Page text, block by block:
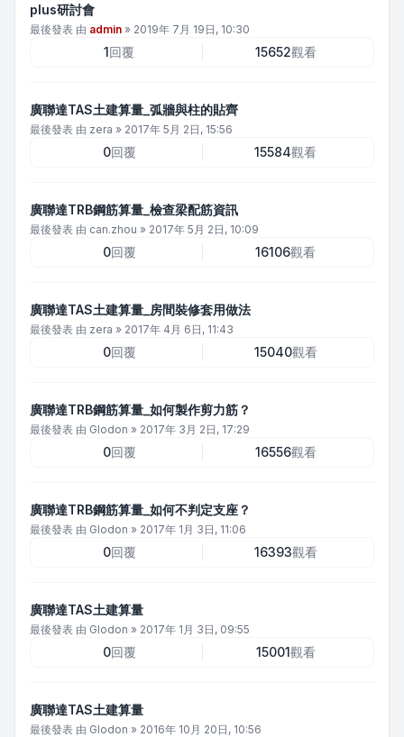
plus研討會
最後發表 由 admin » 2019年 7月 19日, 10:30
1回覆 15652觀看
廣聯達TAS土建算量_弧牆與柱的貼齊
最後發表 由 zera » 2017年 5月 2日, 15:56
0回覆 15584觀看
廣聯達TRB鋼筋算量_檢查梁配筋資訊
最後發表 由 can.zhou » 2017年 5月 2日, 10:09
0回覆 16106觀看
廣聯達TAS土建算量_房間裝修套用做法
最後發表 由 zera » 2017年 4月 6日, 11:43
0回覆 15040觀看
廣聯達TRB鋼筋算量_如何製作剪力筋？
最後發表 由 Glodon » 2017年 3月 2日, 17:29
0回覆 16556觀看
廣聯達TRB鋼筋算量_如何不判定支座？
最後發表 由 Glodon » 2017年 1月 3日, 11:06
0回覆 16393觀看
廣聯達TAS土建算量
最後發表 由 Glodon » 2017年 1月 3日, 09:55
0回覆 15001觀看
廣聯達TAS土建算量
最後發表 由 Glodon » 2016年 10月 20日, 10:56